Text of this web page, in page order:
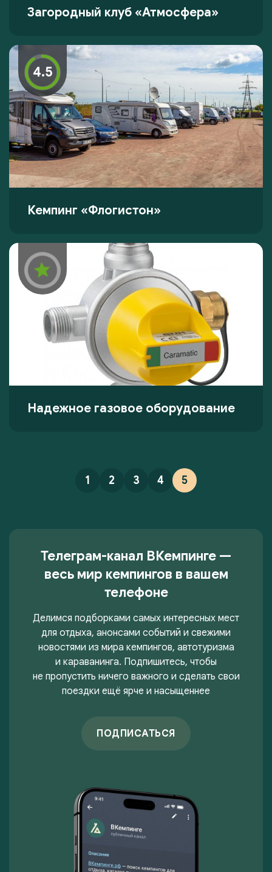
Загородный клуб «Атмосфера»
4.5
Кемпинг «Флогистон»
Надежное газовое оборудование
1 2 3 4 5
Телеграм-канал ВКемпинге —
весь мир кемпингов в вашем
телефоне
Делимся подборками самых интересных мест
для отдыха, анонсами событий и свежими
новостями из мира кемпингов, автотуризма
и караванинга. Подпишитесь, чтобы
не пропустить ничего важного и сделать свои
поездки ещё ярче и насыщеннее
ПОДПИСАТЬСЯ